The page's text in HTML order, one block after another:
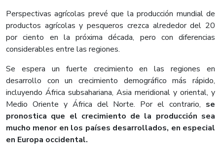
Perspectivas agrícolas prevé que la producción mundial de
productos agrícolas y pesqueros crezca alrededor del 20
por ciento en la próxima década, pero con diferencias
considerables entre las regiones.
Se espera un fuerte crecimiento en las regiones en
desarrollo con un crecimiento demográfico más rápido,
incluyendo África subsahariana, Asia meridional y oriental, y
Medio Oriente y África del Norte. Por el contrario, se
pronostica que el crecimiento de la producción sea
mucho menor en los países desarrollados, en especial
en Europa occidental.